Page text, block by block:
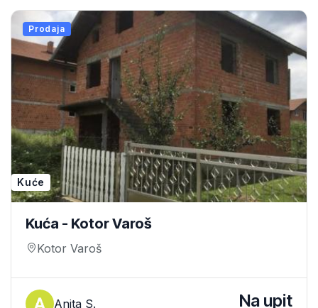
Prodaja
Kuće
Kuća - Kotor Varoš
Kotor Varoš
Anita S. Na upit